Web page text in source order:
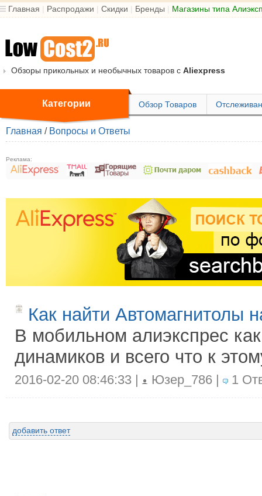
Главная | Распродажи | Скидки | Бренды | Магазины типа
Обзоры прикольных и необычных товаров с Aliexpress
Категории Обзор Товаров
Главная / Вопросы и Ответы
Реклама:
Как найти Автомагнитолы
В мобильном алиэкспрес
динамиков и всего что к
2016-02-20 08:46:33 | Юзер_786 | 1
добавить ответ